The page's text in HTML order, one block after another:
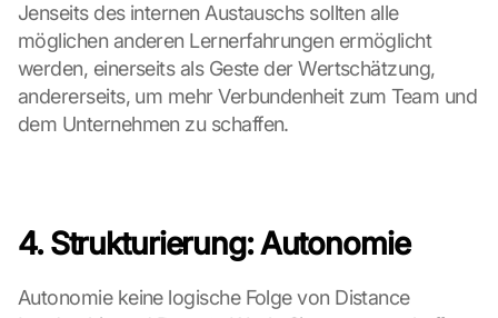
Jenseits des internen Austauschs sollten alle
möglichen anderen Lernerfahrungen ermöglicht
werden, einerseits als Geste der Wertschätzung,
andererseits, um mehr Verbundenheit zum Team und
dem Unternehmen zu schaffen.
4. Strukturierung: Autonomie
Autonomie keine logische Folge von Distance
G
o
o
e
t
a